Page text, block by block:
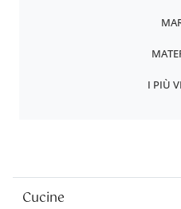
I PIÙ
Cucine